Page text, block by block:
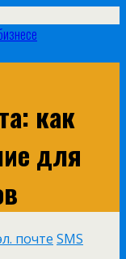
как
для
почте SMS